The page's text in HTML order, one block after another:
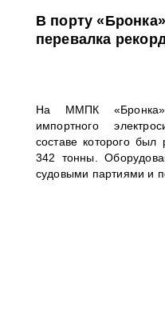
В порту
перевалка
На ММПК «Бронка»
импортного
составе которого
342 тонны.
судовыми партиями и